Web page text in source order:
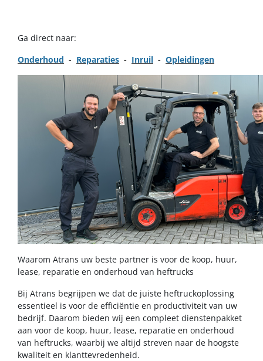
Ga direct naar:
Onderhoud - Reparaties - Inruil - Opleidingen
Waarom Atrans uw beste partner is voor de koop, huur,
lease, reparatie en onderhoud van heftrucks
Bij Atrans begrijpen we dat de juiste heftruckoplossing
essentieel is voor de efficiëntie en productiviteit van uw
bedrijf. Daarom bieden wij een compleet dienstenpakket
aan voor de koop, huur, lease, reparatie en onderhoud
van heftrucks, waarbij we altijd streven naar de hoogste
kwaliteit en klanttevredenheid.